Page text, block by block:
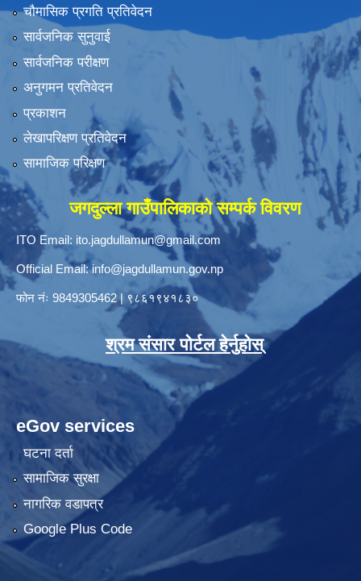
चौमासिक प्रगति प्रतिवेदन
सार्वजनिक सुनुवाई
सार्वजनिक परीक्षण
अनुगमन प्रतिवेदन
प्रकाशन
लेखापरिक्षण प्रतिवेदन
सामाजिक परिक्षण
जगदुल्ला गाउँपालिकाको सम्पर्क विवरण
ITO Email: ito.jagdullamun@gmail.com
Official Email:info@jagdullamun.gov.np
फोन नंः 9849305462| ९८६१९४१८३०
श्रम संसार पोर्टल हेर्नुहोस्
eGov services
घटना दर्ता
सामाजिक सुरक्षा
नागरिक वडापत्र
Google Plus Code